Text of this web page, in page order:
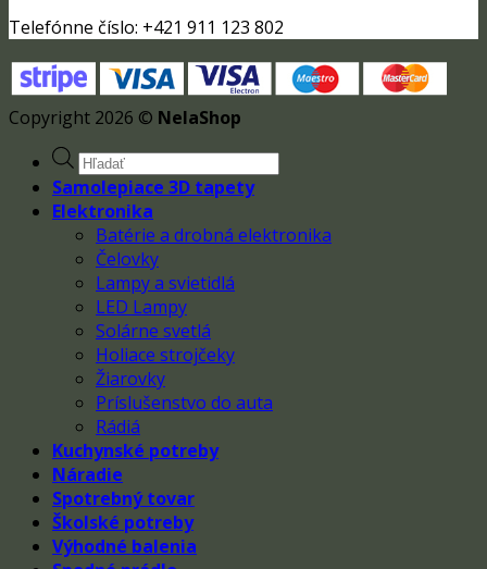
Telefónne číslo: +421 911 123 802
Copyright 2026 © NelaShop
Products
search
Samolepiace 3D tapety
Elektronika
Batérie a drobná elektronika
Čelovky
Lampy a svietidlá
LED Lampy
Solárne svetlá
Holiace strojčeky
Žiarovky
Príslušenstvo do auta
Rádiá
Kuchynské potreby
Náradie
Spotrebný tovar
Školské potreby
Výhodné balenia